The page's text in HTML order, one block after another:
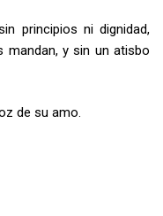
principios ni dignidad,
mandan, y sin un atisbo
de su amo.